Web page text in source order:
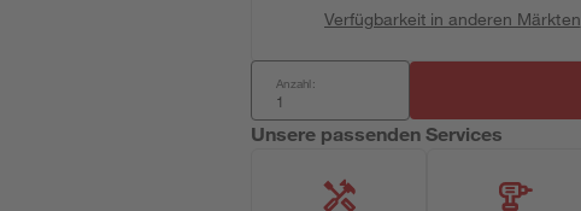
Verfügbarkeit in anderen Märkten
Anzahl:
Unsere passenden Services